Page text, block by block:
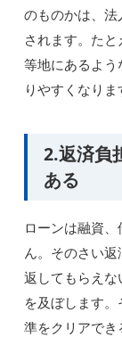
のものかは、
されます。た
等地にあるよ
りやすくなりま
2.返済負
ある
ローンは融資
ん。そのさい
返してもらえ
を及ぼします
準をクリアでき